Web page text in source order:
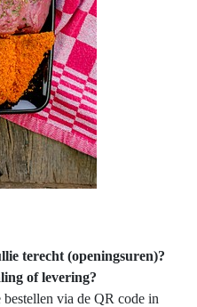
terecht (openingsuren)?
of levering?
via de QR code in